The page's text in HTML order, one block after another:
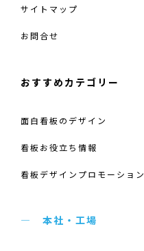
ぐ
様
サイトマップ
お問合せ
おすすめカテゴリー
面白看板のデザイン
看板お役立ち情報
看板デザインプロモーション
本社・工場